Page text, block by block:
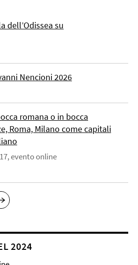
dell’Odissea su
Nencioni 2026
romana o in bocca
Roma, Milano come capitali
evento online
2024